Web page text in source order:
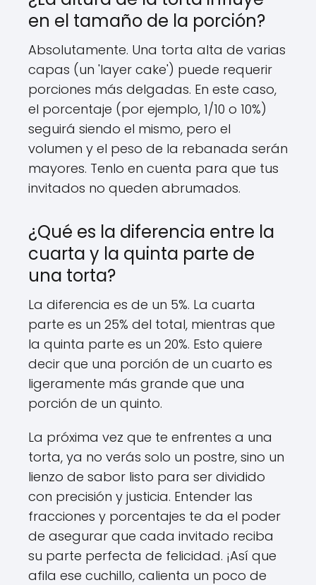
en el tamaño de la porción?
Absolutamente. Una torta alta de varias
capas (un 'layer cake') puede requerir
porciones más delgadas. En este caso,
el porcentaje (por ejemplo, 1/10 o 10%)
seguirá siendo el mismo, pero el
volumen y el peso de la rebanada serán
mayores. Tenlo en cuenta para que tus
invitados no queden abrumados.
¿Qué es la diferencia entre la
cuarta y la quinta parte de
una torta?
La diferencia es de un 5%. La cuarta
parte es un 25% del total, mientras que
la quinta parte es un 20%. Esto quiere
decir que una porción de un cuarto es
ligeramente más grande que una
porción de un quinto.
La próxima vez que te enfrentes a una
torta, ya no verás solo un postre, sino un
lienzo de sabor listo para ser dividido
con precisión y justicia. Entender las
fracciones y porcentajes te da el poder
de asegurar que cada invitado reciba
su parte perfecta de felicidad. ¡Así que
afila ese cuchillo, calienta un poco de